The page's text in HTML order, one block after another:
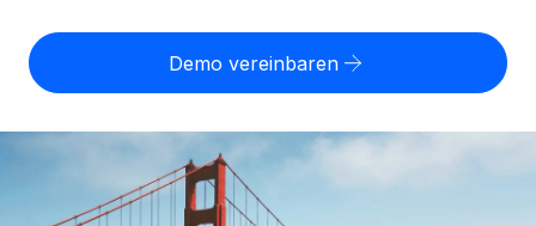
Contractor Management
Auslagern von komplexen HR-Aufgaben
Remote im Vergleich
Vergleiche mit unseren Mitbewerbern
WACHSTUMSPHASE
Startups
Agile HR- und Payroll-Lösungen für wachsende
Länderspezifische Berechnung der
Honorarzahlungen berechnen
Informationen zu möglichen Währungen und
Abwicklungsfristen für globale Freelancer:innen
English
Nederlands
Demo vereinbaren